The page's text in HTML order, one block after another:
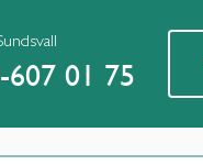
607 01 75